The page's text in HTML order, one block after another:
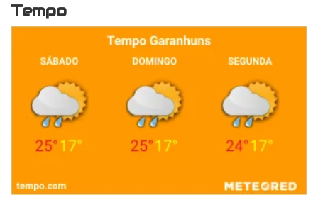
Tempo